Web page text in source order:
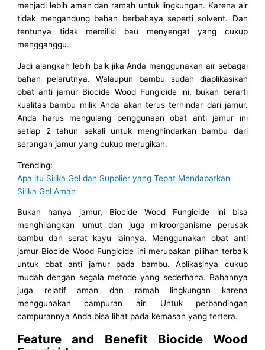
menjadi lebih aman dan ramah untuk lingkungan. Karena air
tidak mengandung bahan berbahaya seperti solvent. Dan
tentunya tidak memiliki bau menyengat yang cukup
mengganggu.
Jadi alangkah lebih baik jika Anda menggunakan air sebagai
bahan pelarutnya. Walaupun bambu sudah diaplikasikan
obat anti jamur Biocide Wood Fungicide ini, bukan berarti
kualitas bambu milik Anda akan terus terhindar dari jamur.
Anda harus mengulang penggunaan obat anti jamur ini
setiap 2 tahun sekali untuk menghindarkan bambu dari
serangan jamur yang cukup merugikan.
Trending:
Apa itu Silika Gel dan Supplier yang Tepat Mendapatkan
Silika Gel Aman
Bukan hanya jamur, Biocide Wood Fungicide ini bisa
menghilangkan lumut dan juga mikroorganisme perusak
bambu dan serat kayu lainnya. Menggunakan obat anti
jamur Biocide Wood Fungicide ini merupakan pilihan terbaik
untuk obat anti jamur pada bambu. Aplikasinya cukup
mudah dengan segala metode yang sederhana. Bahannya
juga relatif aman dan ramah lingkungan karena
menggunakan campuran air. Untuk perbandingan
campurannya Anda bisa lihat pada kemasan yang tertera.
Feature and Benefit Biocide Wood